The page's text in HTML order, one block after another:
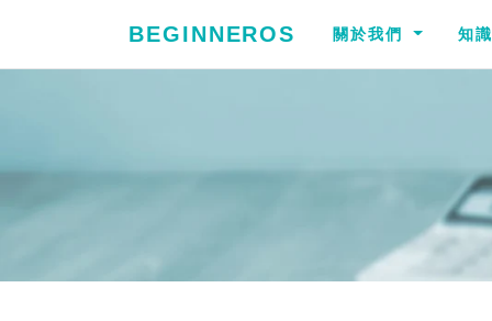
BEGINNEROS 關於我們 知